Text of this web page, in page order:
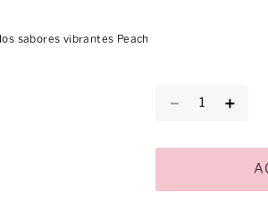
sabores vibrantes Peach
＋
－